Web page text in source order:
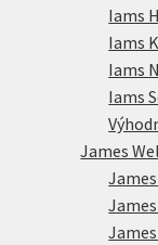
Iams
Iams
Iams
Iams
James